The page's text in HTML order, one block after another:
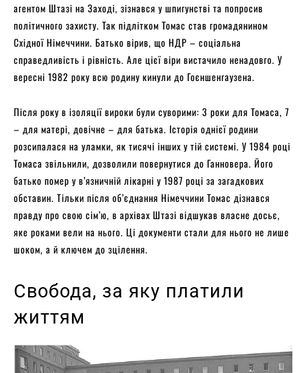
агентом Штазі на Заході, зізнався у шпигунстві та попросив
політичного захисту. Так підлітком Томас став громадянином
Східної Німеччини. Батько вірив, що НДР – соціальна
справедливість і рівність. Але цієї віри вистачило ненадовго. У
вересні 1982 року всю родину кинули до Гоєншенгаузена.
Після року в ізоляції вироки були суворими: 3 роки для Томаса, 7
– для матері, довічне – для батька. Історія однієї родини
розсипалася на уламки, як тисячі інших у тій системі. У 1984 році
Томаса звільнили, дозволили повернутися до Ганновера. Його
батько помер у в’язничній лікарні у 1987 році за загадкових
обставин. Тільки після об’єднання Німеччини Томас дізнався
правду про свою сім’ю, в архівах Штазі відшукав власне досьє,
яке роками вели на нього. Ці документи стали для нього не лише
шоком, а й ключем до зцілення.
Свобода, за яку платили
життям